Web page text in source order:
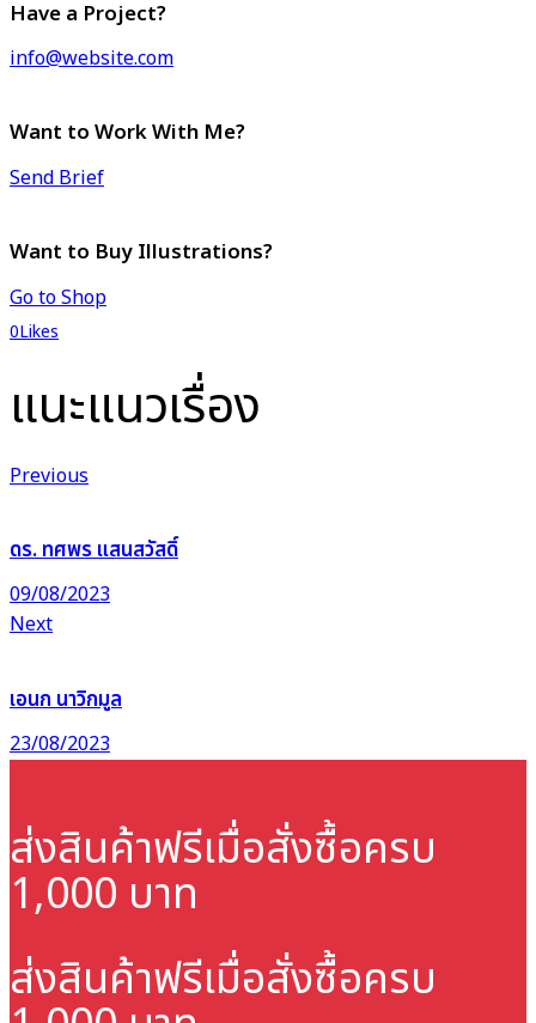
Have a Project?
info@website.com
Want to Work With Me?
Send Brief
Want to Buy Illustrations?
Go to Shop
0Likes
แนะแนวเรื่อง
Previous
ดร. ทศพร แสนสวัสดิ์
09/08/2023
Next
เอนก นาวิกมูล
23/08/2023
ส่งสินค้าฟรีเมื่อสั่งซื้อครบ
1,000 บาท
ส่งสินค้าฟรีเมื่อสั่งซื้อครบ